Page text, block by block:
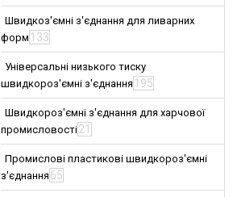
Швидкоз'ємні з'єднання для ливарних
форм 133
Універсальні низького тиску
швидкороз'ємні з'єднання 195
Швидкороз'ємні з'єднання для харчової
промисловості21
Промислові пластикові швидкороз'ємні
з'єднання 65